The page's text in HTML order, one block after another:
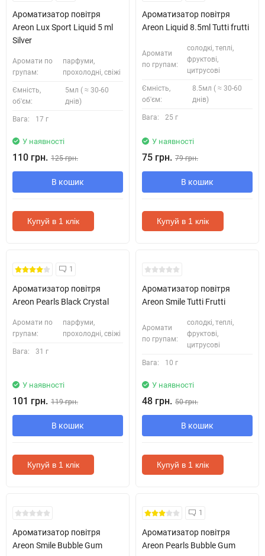
Ароматизатор повітря
Areon Lux Sport Liquid 5 ml
Silver
Аромати по
групам:
парфуми,
прохолодні, свіжі
Ємність,
об'єм:
5мл ( ≈ 30-60
днів)
Вага: 17 г
У наявності
110 грн. 125 грн.
В кошик
Купуй в 1 клік
Ароматизатор повітря
Areon Liquid 8.5ml Tutti frutti
Аромати
по групам:
солодкі, теплі,
фруктові,
цитрусові
Ємність,
об'єм:
8.5мл ( ≈ 30-60
днів)
Вага: 25 г
У наявності
75 грн. 79 грн.
В кошик
Купуй в 1 клік
1
Ароматизатор повітря
Areon Pearls Black Crystal
Аромати по
групам:
парфуми,
прохолодні, свіжі
Вага: 31 г
У наявності
101 грн. 119 грн.
В кошик
Купуй в 1 клік
Ароматизатор повітря
Areon Smile Tutti Frutti
Аромати
по групам:
солодкі, теплі,
фруктові,
цитрусові
Вага: 10 г
У наявності
48 грн. 50 грн.
В кошик
Купуй в 1 клік
Ароматизатор повітря
Areon Smile Bubble Gum
1
Ароматизатор повітря
Areon Pearls Bubble Gum